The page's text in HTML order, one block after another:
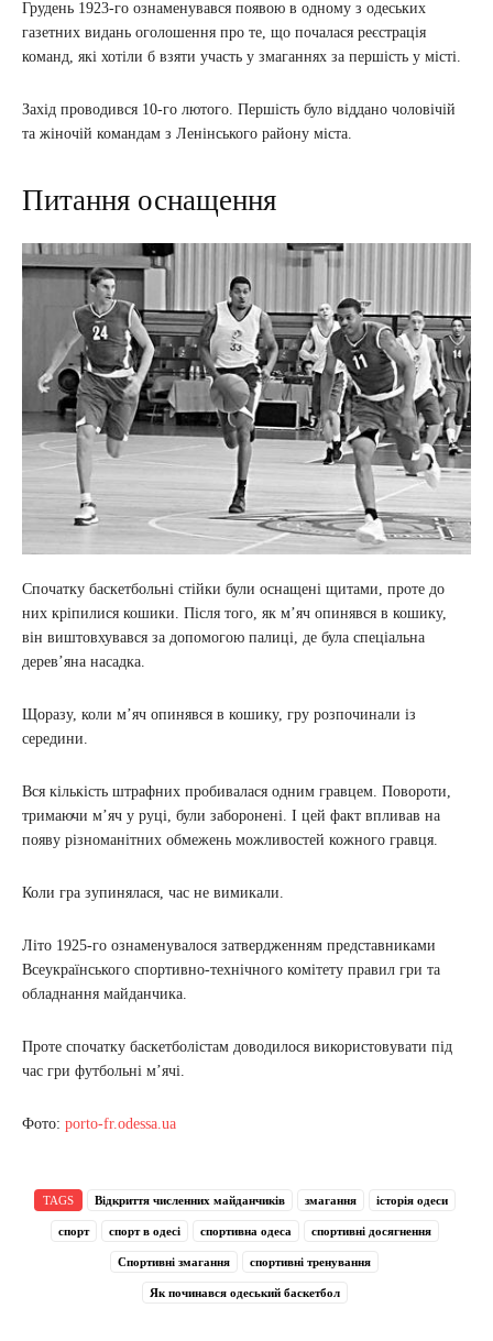
Грудень 1923-го ознаменувався появою в одному з одеських
газетних видань оголошення про те, що почалася реєстрація
команд, які хотіли б взяти участь у змаганнях за першість у місті.
Захід проводився 10-го лютого. Першість було віддано чоловічій
та жіночій командам з Ленінського району міста.
Питання оснащення
Спочатку баскетбольні стійки були оснащені щитами, проте до
них кріпилися кошики. Після того, як м’яч опинявся в кошику,
він виштовхувався за допомогою палиці, де була спеціальна
дерев’яна насадка.
Щоразу, коли м’яч опинявся в кошику, гру розпочинали із
середини.
Вся кількість штрафних пробивалася одним гравцем. Повороти,
тримаючи м’яч у руці, були заборонені. І цей факт впливав на
появу різноманітних обмежень можливостей кожного гравця.
Коли гра зупинялася, час не вимикали.
Літо 1925-го ознаменувалося затвердженням представниками
Всеукраїнського спортивно-технічного комітету правил гри та
обладнання майданчика.
Проте спочатку баскетболістам доводилося використовувати під
час гри футбольні м’ячі.
Фото: porto-fr.odessa.ua
TAGS Відкриття численних майданчиків змагання історія одеси
спорт спорт в одесі спортивна одеса спортивні досягнення
Спортивні змагання спортивні тренування
Як починався одеський баскетбол